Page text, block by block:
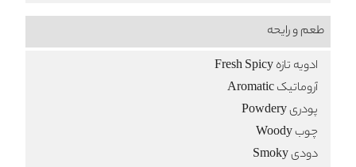
طعم‌ و رایحه
ادویه تازه Fresh Spicy
آروماتیک Aromatic
پودری Powdery
چوب Woody
دودی Smoky